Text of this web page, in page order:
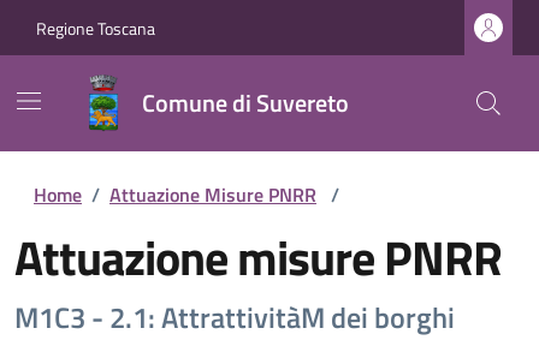
Regione Toscana
Comune di Suvereto
Home / Attuazione Misure PNRR /
Attuazione misure PNRR
M1C3 - 2.1: AttrattivitàM dei borghi